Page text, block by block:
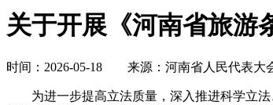
关于开展《河南省旅游
时间：2026-05-18 来源：河南省人民代表大
为进一步提高立法质量，深入推进科学立法